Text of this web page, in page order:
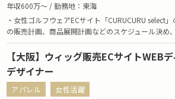
年収600万〜 / 勤務地：東海
・女性ゴルフウェアECサイト「CURUCURU select
の販売計画、商品展開計画などのスケジュール決め
【大阪】ウィッグ販売ECサイトWEB
デザイナー
アパレル
女性活躍